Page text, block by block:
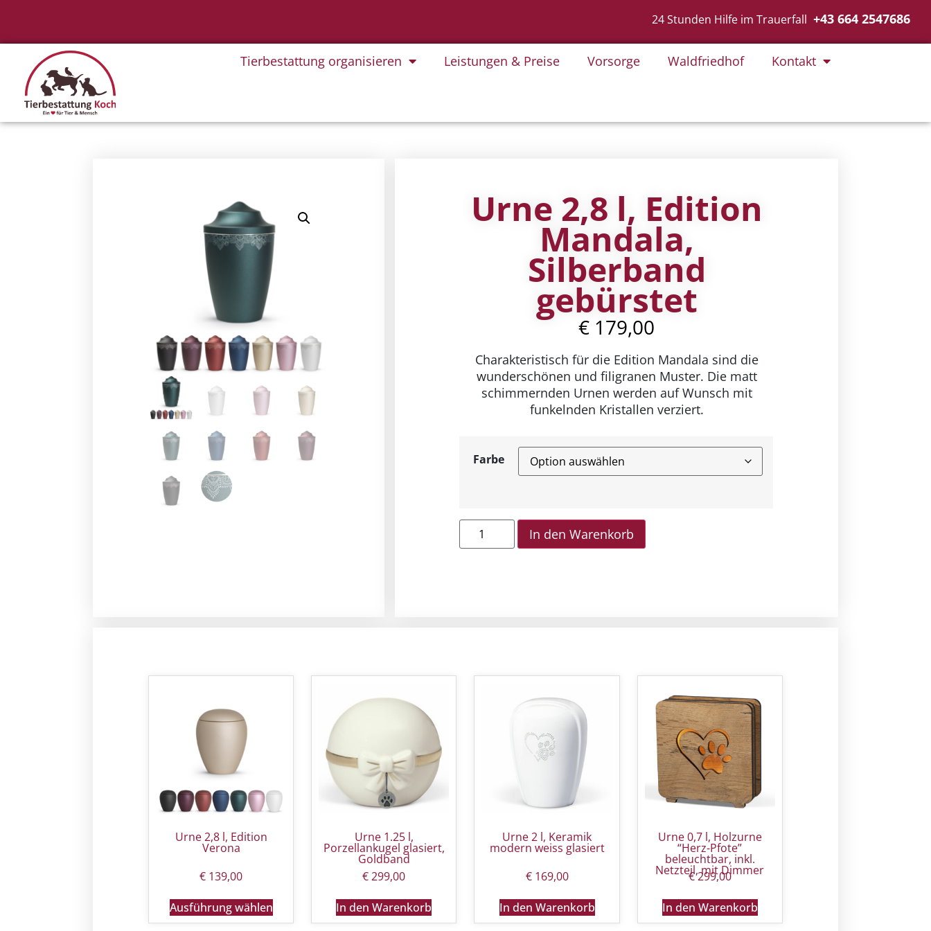
24 Stunden Hilfe im Trauerfall +43 664 2547686
Tierbestattung organisieren Leistungen & Preise Vorsorge Waldfriedhof Kontakt
Urne 2,8 l, Edition
Mandala,
Silberband
gebürstet
€ 179,00
Charakteristisch für die Edition Mandala sind die
wunderschönen und filigranen Muster. Die matt
schimmernden Urnen werden auf Wunsch mit
funkelnden Kristallen verziert.
Farbe
In den Warenkorb
Urne 2,8 l, Edition
Verona
€ 139,00
Ausführung wählen
Urne 1.25 l,
Porzellankugel glasiert,
Goldband
€299,00
In den Warenkorb
Urne 2 l, Keramik
modern weiss glasiert
€169,00
In den Warenkorb
Urne 0,7 l, Holzurne
“Herz-Pfote”
beleuchtbar, inkl.
Netzteil, mit Dimmer
€299,00
In den Warenkorb